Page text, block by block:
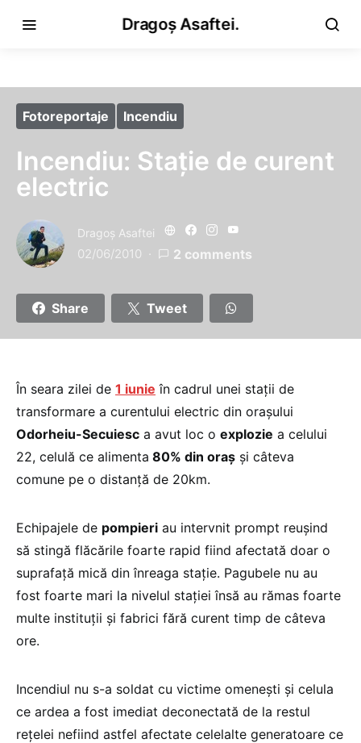
Dragoș Asaftei.
Fotoreportaje Incendiu
Incendiu: Staţie de curent
electric
Dragoş Asaftei
02/06/2010 2 comments
Share Tweet
În seara zilei de 1 iunie în cadrul unei staţii de
transformare a curentului electric din oraşului
Odorheiu-Secuiesc a avut loc o explozie a celului
22, celulă ce alimenta 80% din oraş şi câteva
comune pe o distanţă de 20km.
Echipajele de pompieri au intervnit prompt reuşind
să stingă flăcările foarte rapid fiind afectată doar o
suprafaţă mică din înreaga staţie. Pagubele nu au
fost foarte mari la nivelul staţiei însă au rămas foarte
multe instituţii şi fabrici fără curent timp de câteva
ore.
Incendiul nu s-a soldat cu victime omeneşti şi celula
ce ardea a fost imediat deconectată de la restul
reţelei nefiind astfel afectate celelalte generatoare ce